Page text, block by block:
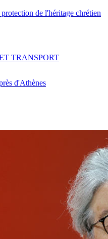
de l'héritage chrétien
d'Athènes
TRANSPORT